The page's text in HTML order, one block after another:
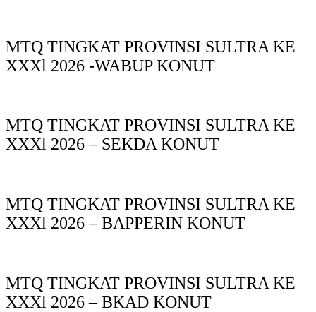
MTQ TINGKAT PROVINSI SULTRA KE
XXXl 2026 -WABUP KONUT
MTQ TINGKAT PROVINSI SULTRA KE
XXXl 2026 – SEKDA KONUT
MTQ TINGKAT PROVINSI SULTRA KE
XXXl 2026 – BAPPERIN KONUT
MTQ TINGKAT PROVINSI SULTRA KE
XXXl 2026 – BKAD KONUT